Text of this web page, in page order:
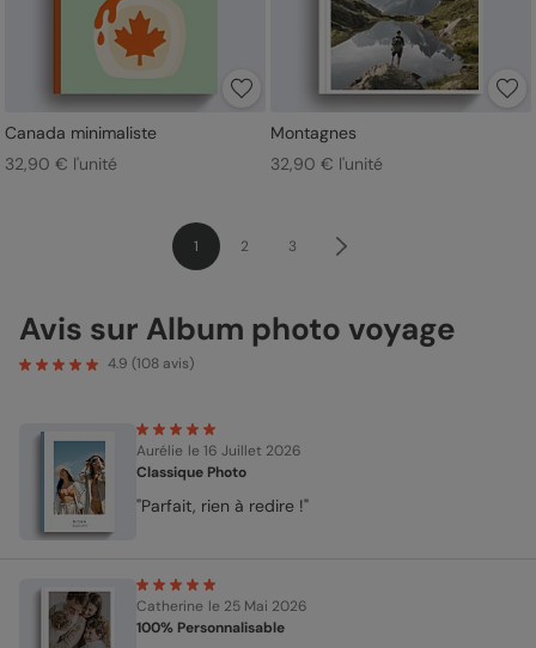
Canada minimaliste
32,90 € l'unité
Montagnes
32,90 € l'unité
1 2 3
Avis sur Album photo voyage
4.9 (108 avis)
Aurélie le 16 Juillet 2026
Classique Photo
"Parfait, rien à redire !"
Catherine le 25 Mai 2026
100% Personnalisable